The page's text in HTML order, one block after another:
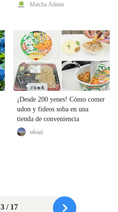
Matcha Admin
¡Desde 200 yenes! Cómo comer
udon y fideos soba en una
tienda de conveniencia
takagi
3 / 17